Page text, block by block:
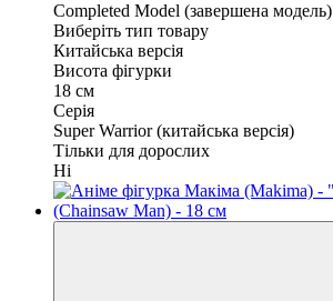
Completed Model (завершена модель)
Виберіть тип товару
Китайська версія
Висота фігурки
18 см
Серія
Super Warrior (китайська версія)
Тільки для дорослих
Ні